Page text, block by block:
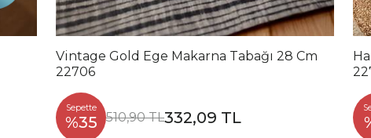
Vintage Gold Ege Makarna Tabağı 28 Cm
22706
Sepette
%35 510,90 TL332,09 TL